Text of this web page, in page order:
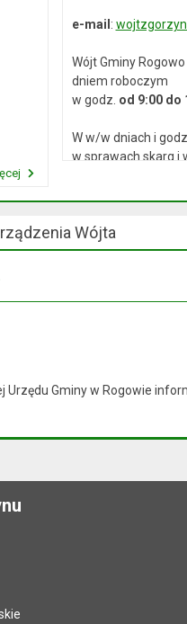
e-mail :
Wójt Gminy
dniem roboczym
w godz. od 9:00 do
W w/w dniach i
w sprawach skarg i
Wójta
Gminy w Rogowie